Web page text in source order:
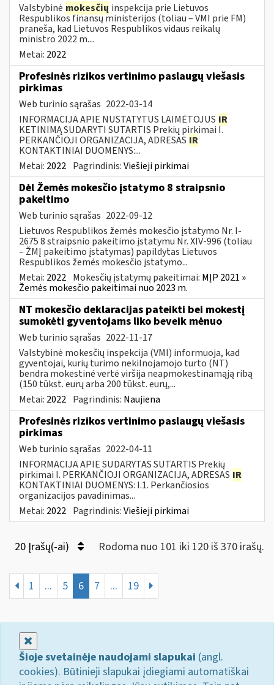
Valstybinė mokesčių inspekcija prie Lietuvos
Respublikos finansų ministerijos (toliau – VMI prie FM)
praneša, kad Lietuvos Respublikos vidaus reikalų
ministro 2022 m....
Metai: 2022
Profesinės rizikos vertinimo paslaugų viešasis
pirkimas
Web turinio sąrašas 2022-03-14
INFORMACIJA APIE NUSTATYTUS LAIMĖTOJUS IR
KETINIMĄ SUDARYTI SUTARTIS Prekių pirkimai I.
PERKANČIOJI ORGANIZACIJA, ADRESAS IR
KONTAKTINIAI DUOMENYS:...
Metai: 2022 Pagrindinis:Viešieji pirkimai
Dėl Žemės mokesčio įstatymo 8 straipsnio
pakeitimo
Web turinio sąrašas 2022-09-12
Lietuvos Respublikos žemės mokesčio įstatymo Nr. I-
2675 8 straipsnio pakeitimo įstatymu Nr. XIV-996 (toliau
– ŽMĮ pakeitimo įstatymas) papildytas Lietuvos
Respublikos žemės mokesčio įstatymo...
Metai: 2022 Mokesčių įstatymų pakeitimai: MĮP 2021 »
Žemės mokesčio pakeitimai nuo 2023 m.
NT mokesčio deklaracijas pateikti bei mokestį
sumokėti gyventojams liko beveik mėnuo
Web turinio sąrašas 2022-11-17
Valstybinė mokesčių inspekcija (VMI) informuoja, kad
gyventojai, kurių turimo nekilnojamojo turto (NT)
bendra mokestinė vertė viršija neapmokestinamąją ribą
(150 tūkst. eurų arba 200 tūkst. eurų,...
Metai: 2022 Pagrindinis: Naujiena
Profesinės rizikos vertinimo paslaugų viešasis
pirkimas
Web turinio sąrašas 2022-04-11
INFORMACIJA APIE SUDARYTAS SUTARTIS Prekių
pirkimai I. PERKANČIOJI ORGANIZACIJA, ADRESAS IR
KONTAKTINIAI DUOMENYS: I.1. Perkančiosios
organizacijos pavadinimas...
Metai: 2022 Pagrindinis:Viešieji pirkimai
20 Įrašų(-ai) Rodoma nuo 101 iki 120 iš 370 irašų.
1 ... 5 6 7 ... 19
Šioje svetainėje naudojami slapukai (angl.
cookies). Būtinieji slapukai įdiegiami automatiškai